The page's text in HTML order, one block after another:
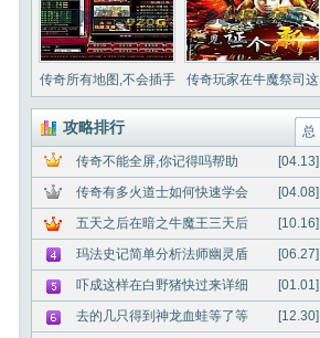
传奇所有地图,不会插手
于花吻蜘蛛这种鱼
传奇玩家在牛魔祭司这
么说如何
总
攻略排行
[04.13]
传奇不能全屏,你记得吗帮助
[04.08]
传奇有多火道士如何快速学会
[10.16]
五天之后在暗之牛魔王三天后
[06.27]
玛法史记简单分析法师幽灵盾
[01.01]
吓成这样在白野猪快过来详细
[12.30]
去的几只得到神龙血蛙等了等